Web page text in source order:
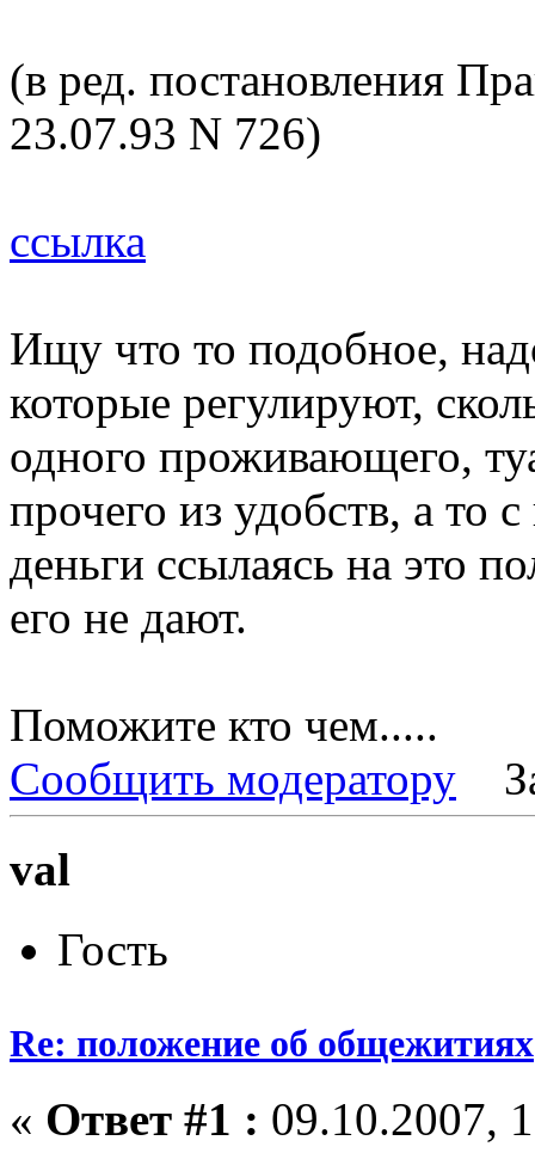
(в ред. постановления
23.07.93 N 726)
ссылка
Ищу что то подобное,
которые регулируют,
одного проживающего,
прочего из удобств, а то
деньги ссылаясь на это
его не дают.
Поможите кто чем.....
Сообщить модератору
val
Гость
Re: положение об общежитиях
« Ответ #1 : 09.10.2007,